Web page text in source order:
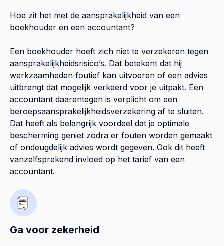
Hoe zit het met de aansprakelijkheid van een
boekhouder en een accountant?
Een boekhouder hoeft zich niet te verzekeren tegen
aansprakelijkheidsrisico’s. Dat betekent dat hij
werkzaamheden foutief kan uitvoeren of een advies
uitbrengt dat mogelijk verkeerd voor je uitpakt. Een
accountant daarentegen is verplicht om een
beroepsaansprakelijkheidsverzekering af te sluiten.
Dat heeft als belangrijk voordeel dat je optimale
bescherming geniet zodra er fouten worden gemaakt
of ondeugdelijk advies wordt gegeven. Ook dit heeft
vanzelfsprekend invloed op het tarief van een
accountant.
Ga voor zekerheid